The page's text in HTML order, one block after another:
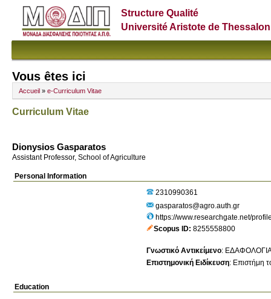
Structure Qualité
Université Aristote de
Vous êtes ici
Accueil » e-Curriculum Vitae
Curriculum Vitae
Dionysios Gasparatos
Assistant Professor, School of Agriculture
Personal Information
2310990361
gasparatos@agro.auth.gr
https://www.researchgate.net/
Scopus ID 8255558800
Γνωστικό Αντικείμενο:
Επιστημονική Ειδίκευση: Επιστήμη
Education